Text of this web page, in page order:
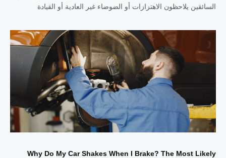
السائقين يلاحظون الاهتزازات أو الضوضاء غير العادية أو القيادة
Why Do My Car Shakes When I Brake? The Most Likely